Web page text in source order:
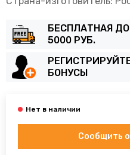
БЕСПЛАТНАЯ
5000 РУБ.
БОНУСЫ
Сообщить